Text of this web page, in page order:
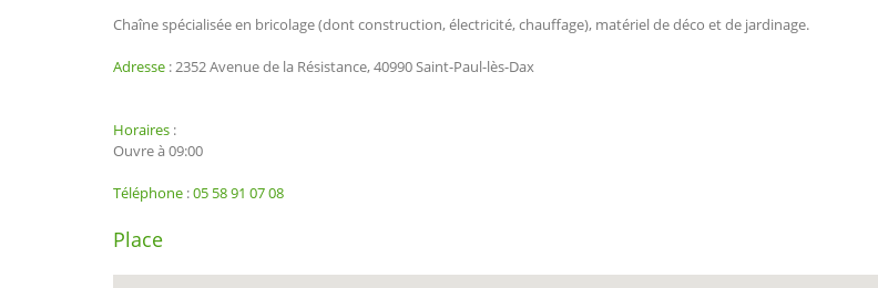
Chaîne spécialisée en bricolage (dont construction, électricité, chauffage), matériel de déco et de jardinage.
Adresse :2352 Avenue de la Résistance, 40990 Saint-Paul-lès-Dax
Horaires :
Ouvre à 09:00
Téléphone :05 58 91 07 08
Place